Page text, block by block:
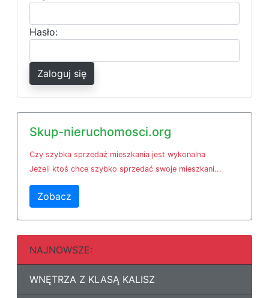
Hasło:
Zaloguj się
Skup-nieruchomosci.org
Czy szybka sprzedaż mieszkania jest wykonalna
Jeżeli ktoś chce szybko sprzedać swoje mieszkani...
Zobacz
NAJNOWSZE:
WNĘTRZA Z KLASĄ KALISZ